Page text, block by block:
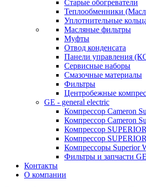
Старые обогреватели
Теплообменники
Уплотнительные
Масляные фильтры
Муфты
Отвод конденсата
Панели управления
Сервисные наборы
Смазочные материалы
Фильтры
Центробежные
GE - general electric
Компрессор Cameron
Компрессор Cameron
Компрессор
Компрессор
Компрессоры Superior
Фильтры и запчасти GE
Контакты
О компании